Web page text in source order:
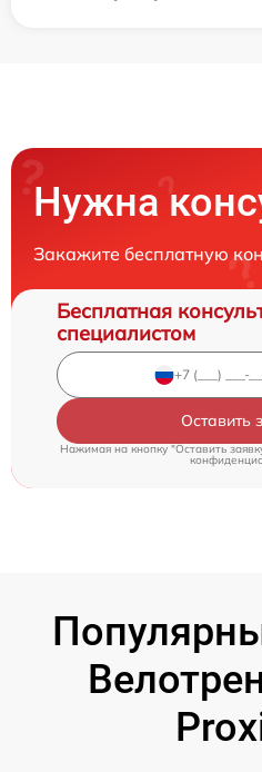
Нужна
Закажите бесплатную
Бесплатная
специалистом
Оставить
Нажимая на кнопку "Оставить